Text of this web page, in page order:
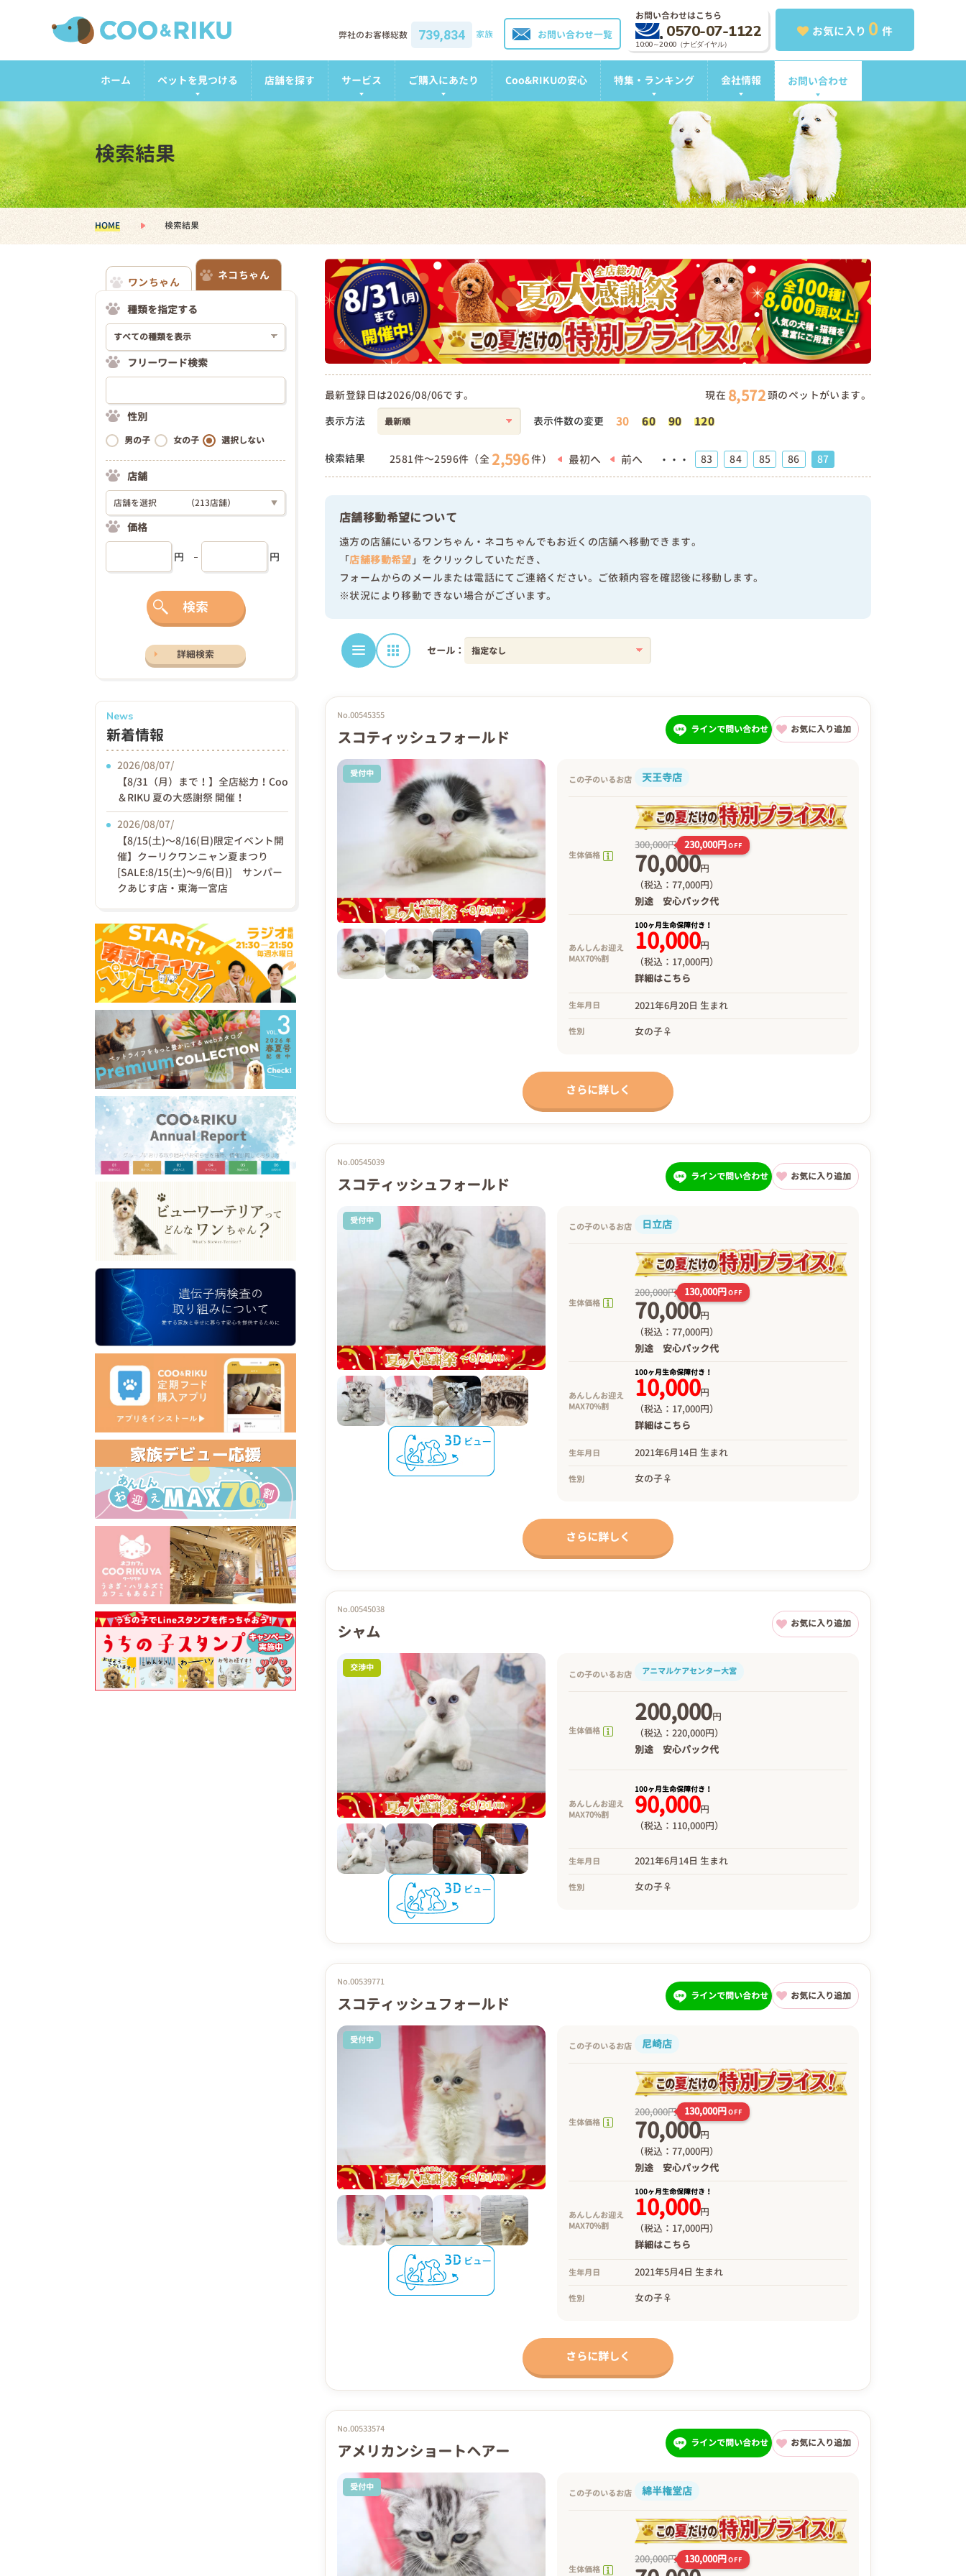
お気に入り 0 件
お問い合わせはこちら
0570-07-1122
10:00～20:00（ナビダイヤル）
お問い合わせ一覧
弊社のお客様総数 739,834 家族
ホーム ペットを見つける 店舗を探す サービス ご購入にあたり Coo&RIKUの安心 特集・ランキング 会社情報 お問い合わせ
検索結果
HOME 検索結果
現在 8,572頭のペットがいます。
最新登録日は2026/08/06です。
表示方法
表示件数の変更 30 60 90 120
検索結果 2581件～2596件（全 2,596件） 最初へ 前へ ・・・ 83 84 85 86 87
店舗移動希望について
遠方の店舗にいるワンちゃん・ネコちゃんでもお近くの店舗へ移動できます。
「店舗移動希望 」をクリックしていただき、
フォームからのメールまたは電話にてご連絡ください。ご依頼内容を確認後に移動します。
※状況により移動できない場合がございます。
セール：
No.00545355
スコティッシュフォールド ラインで問い合わせ お気に入り追加
受付中
この子のいるお店 天王寺店
生体価格
300,000円 230,000円OFF
70,000円
（税込：77,000円）
別途 安心パック代
あんしんお迎え
MAX70%割
100ヶ月生命保障付き！
10,000円
（税込：17,000円）
詳細はこちら
生年月日 2021年6月20日 生まれ
性別 女の子♀
さらに詳しく
No.00545039
スコティッシュフォールド ラインで問い合わせ お気に入り追加
受付中
この子のいるお店 日立店
生体価格
200,000円 130,000円OFF
70,000円
（税込：77,000円）
別途 安心パック代
あんしんお迎え
MAX70%割
100ヶ月生命保障付き！
10,000円
（税込：17,000円）
詳細はこちら
生年月日 2021年6月14日 生まれ
性別 女の子♀
さらに詳しく
No.00545038
シャム お気に入り追加
交渉中
この子のいるお店 アニマルケアセンター大宮
生体価格
200,000円
（税込：220,000円）
別途 安心パック代
あんしんお迎え
MAX70%割
100ヶ月生命保障付き！
90,000円
（税込：110,000円）
生年月日 2021年6月14日 生まれ
性別 女の子♀
No.00539771
スコティッシュフォールド ラインで問い合わせ お気に入り追加
受付中
この子のいるお店 尼崎店
生体価格
200,000円 130,000円OFF
70,000円
（税込：77,000円）
別途 安心パック代
あんしんお迎え
MAX70%割
100ヶ月生命保障付き！
10,000円
（税込：17,000円）
詳細はこちら
生年月日 2021年5月4日 生まれ
性別 女の子♀
さらに詳しく
No.00533574
アメリカンショートヘアー ラインで問い合わせ お気に入り追加
受付中
この子のいるお店 綿半権堂店
生体価格
200,000円 130,000円OFF
ワンちゃん
ネコちゃん
種類を指定する
フリーワード検索
性別
男の子 女の子 選択しない
店舗
店舗を選択 （213店舗） ▼
価格
円 円
検索
詳細検索
News
新着情報
2026/08/07/
【8/31（月）まで！】全店総力！Coo
＆RIKU 夏の大感謝祭 開催！
2026/08/07/
【8/15(土)〜8/16(日)限定イベント開
催】クーリクワンニャン夏まつり
[SALE:8/15(土)～9/6(日)] サンパー
クあじす店・東海一宮店